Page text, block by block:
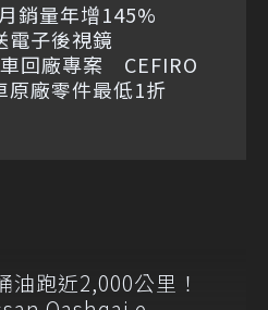
銷量年增145%
電子後視鏡
回廠專案 CEFIRO
廠零件最低1折
油跑近2,000公里！